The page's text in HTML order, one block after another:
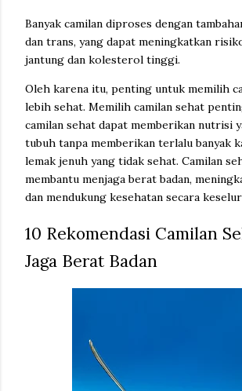
Banyak camilan diproses dengan
dan trans, yang dapat meningkatkan
jantung dan kolesterol tinggi.
Oleh karena itu, penting untuk memilih
lebih sehat. Memilih camilan sehat
camilan sehat dapat memberikan nutrisi
tubuh tanpa memberikan terlalu banyak
lemak jenuh yang tidak sehat. Camilan
membantu menjaga berat badan,
dan mendukung kesehatan secara
10 Rekomendasi Camilan
Jaga Berat Badan